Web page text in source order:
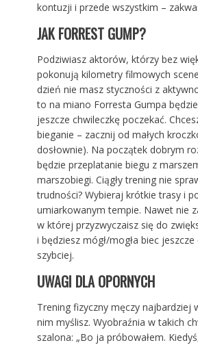
kontuzji i przede wszystkim –
JAK FORREST GUMP?
Podziwiasz aktorów, którzy bez
pokonują kilometry filmowych
dzień nie masz styczności z
to na miano Forresta Gumpa
jeszcze chwileczkę poczekać.
bieganie – zacznij od małych
dosłownie). Na początek dobrym
będzie przeplatanie biegu z
marszobiegi. Ciągły trening nie
trudności? Wybieraj krótkie trasy i
umiarkowanym tempie. Nawet nie
w której przyzwyczaisz się do
i będziesz mógł/mogła biec jeszcze
szybciej.
UWAGI DLA OPORNYCH
Trening fizyczny męczy najbardziej
nim myślisz. Wyobraźnia w takich
szalona: „Bo ja próbowałem.